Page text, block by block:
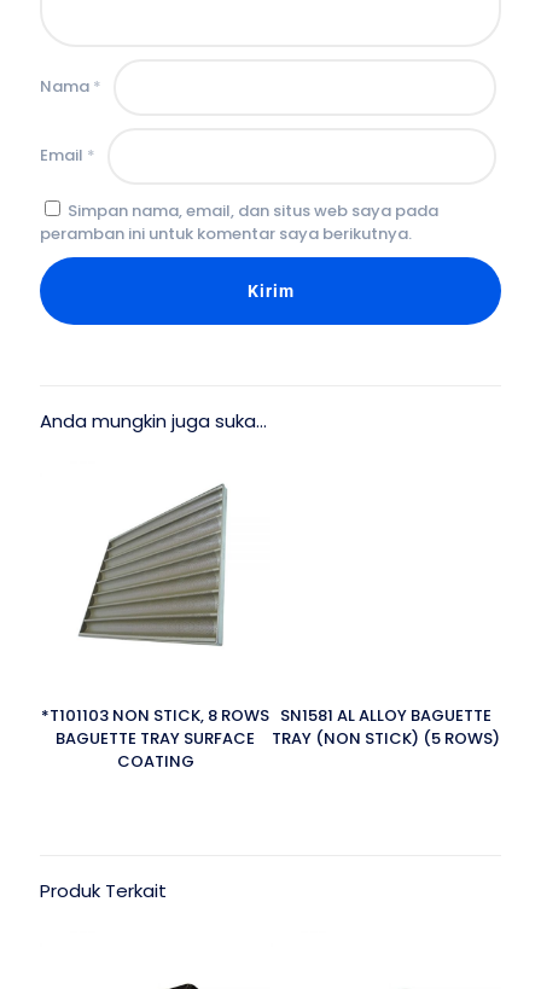
Nama *
Email *
Simpan nama, email, dan situs web saya pada
peramban ini untuk komentar saya berikutnya.
Anda mungkin juga suka…
*T101103 NON STICK, 8 ROWS
BAGUETTE TRAY SURFACE
COATING
SN1581 AL ALLOY BAGUETTE
TRAY (NON STICK) (5 ROWS)
Produk Terkait